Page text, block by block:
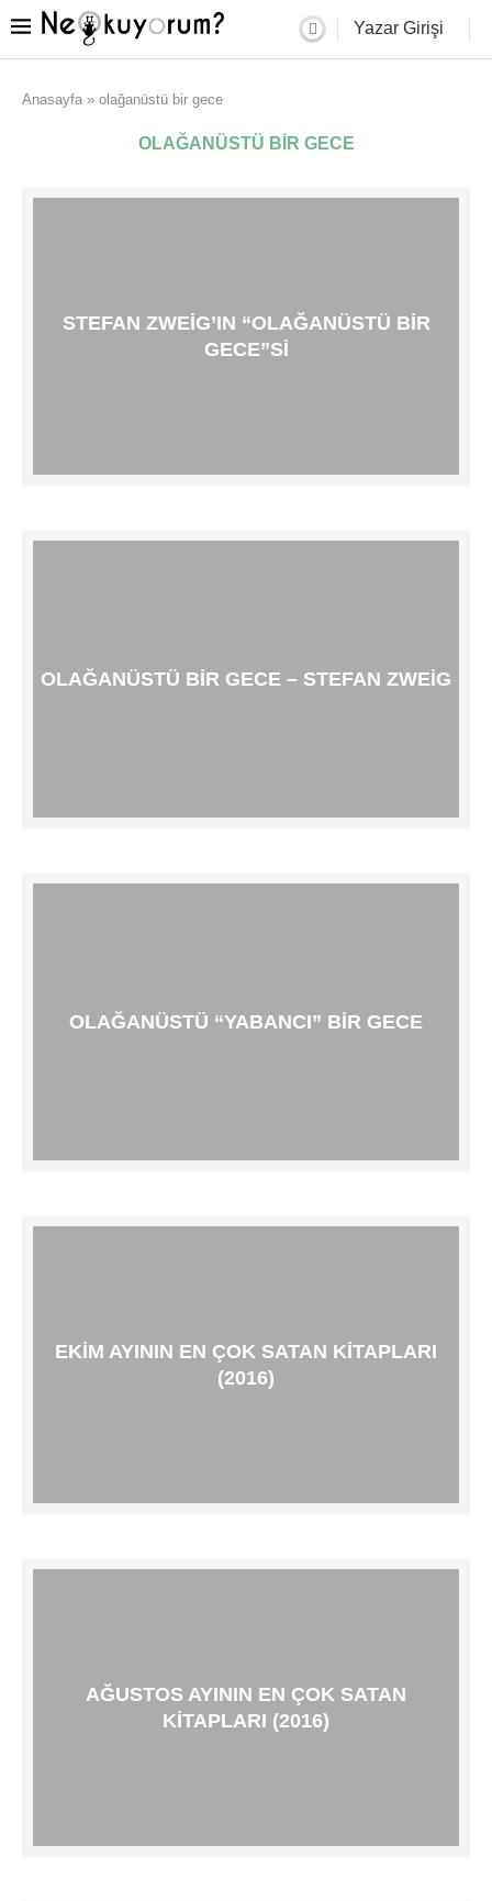
Yazar Girişi
Anasayfa » olağanüstü bir gece
OLAĞANÜSTÜ BIR GECE
STEFAN ZWEIG’IN “OLAĞANÜSTÜ BIR
GECE”SI
OLAĞANÜSTÜ BIR GECE – STEFAN ZWEIG
OLAĞANÜSTÜ “YABANCI” BIR GECE
EKIM AYININ EN ÇOK SATAN KITAPLARI
(2016)
AĞUSTOS AYININ EN ÇOK SATAN
KITAPLARI (2016)